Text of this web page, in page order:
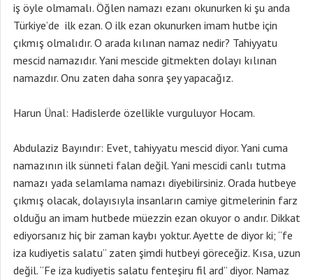
iş öyle olmamalı. Öğlen namazı ezanı okunurken ki şu anda
Türkiye’de ilk ezan. O ilk ezan okunurken imam hutbe için
çıkmış olmalıdır. O arada kılınan namaz nedir? Tahiyyatu
mescid namazıdır. Yani mescide gitmekten dolayı kılınan
namazdır. Onu zaten daha sonra şey yapacağız.
Harun Ünal: Hadislerde özellikle vurguluyor Hocam.
Abdulaziz Bayındır: Evet, tahiyyatu mescid diyor. Yani cuma
namazının ilk sünneti falan değil. Yani mescidi canlı tutma
namazı yada selamlama namazı diyebilirsiniz. Orada hutbeye
çıkmış olacak, dolayısıyla insanların camiye gitmelerinin farz
olduğu an imam hutbede müezzin ezan okuyor o andır. Dikkat
ediyorsanız hiç bir zaman kaybı yoktur. Ayette de diyor ki; “fe
iza kudiyetis salatu” zaten şimdi hutbeyi göreceğiz. Kısa, uzun
değil. “Fe iza kudiyetis salatu fenteşiru fil ard” diyor. Namaz